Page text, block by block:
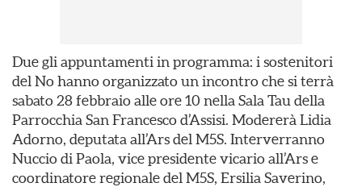
Due gli appuntamenti in programma: i sostenitori
del No hanno organizzato un incontro che si terrà
sabato 28 febbraio alle ore 10 nella Sala Tau della
Parrocchia San Francesco d’Assisi. Modererà Lidia
Adorno, deputata all’Ars del M5S. Interverranno
Nuccio di Paola, vice presidente vicario all’Ars e
coordinatore regionale del M5S, Ersilia Saverino,